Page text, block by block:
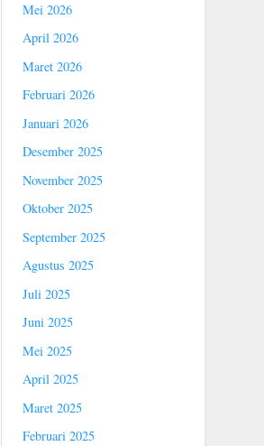
Mei 2026
April 2026
Maret 2026
Februari 2026
Januari 2026
Desember 2025
November 2025
Oktober 2025
September 2025
Agustus 2025
Juli 2025
Juni 2025
Mei 2025
April 2025
Maret 2025
Februari 2025